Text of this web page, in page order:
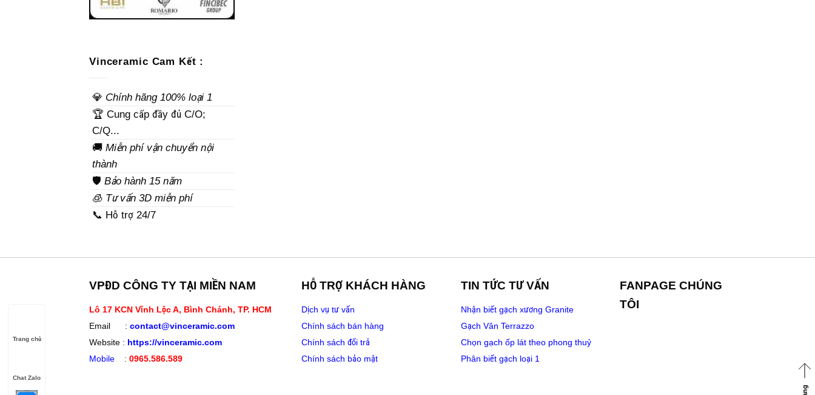
Vinceramic Cam Kết :
💎 Chính hãng 100% loại 1
🏆 Cung cấp đầy đủ C/O;
C/Q...
🚚 Miễn phí vận chuyển nội
thành
🛡️ Bảo hành 15 năm
🧊 Tư vấn 3D miễn phí
📞 Hỗ trợ 24/7
VPĐD CÔNG TY TẠI MIỀN NAM
Lô 17 KCN Vĩnh Lộc A, Bình Chánh, TP. HCM
Email : contact@vinceramic.com
Website : https://vinceramic.com
Mobile : 0965.586.589
HỖ TRỢ KHÁCH HÀNG
Dịch vụ tư vấn
Chính sách bán hàng
Chính sách đổi trả
Chính sách bảo mật
TIN TỨC TƯ VẤN
Nhận biết gạch xương Granite
Gạch Vân Terrazzo
Chọn gạch ốp lát theo phong thuỷ
Phân biết gạch loại 1
FANPAGE CHÚNG
TÔI
Trang chủ
Chat Zalo